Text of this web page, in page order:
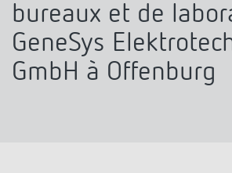
Smart Home
DALI
Solutions OEM
Experts OEM
Contrôle du temps et de la
Service
bureaux et de
GeneSys
GmbH à Offenburg